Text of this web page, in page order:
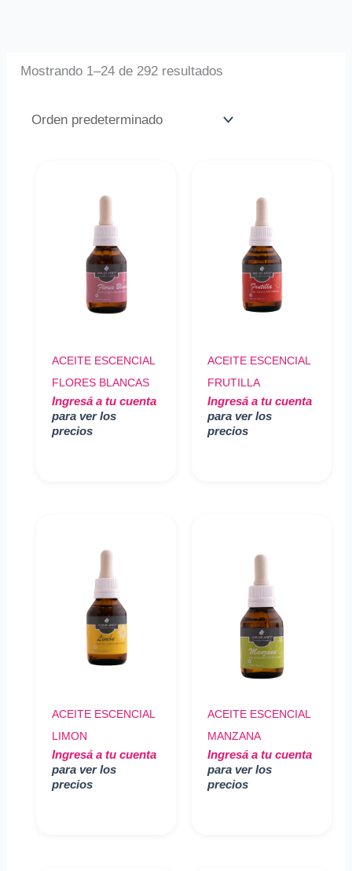
Mostrando 1–24 de 292 resultados
ACEITE ESCENCIAL
FLORES BLANCAS
Ingresá a tu cuenta
para ver los
precios
ACEITE ESCENCIAL
FRUTILLA
Ingresá a tu cuenta
para ver los
precios
ACEITE ESCENCIAL
LIMON
Ingresá a tu cuenta
para ver los
precios
ACEITE ESCENCIAL
MANZANA
Ingresá a tu cuenta
para ver los
precios